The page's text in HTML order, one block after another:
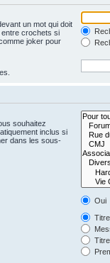
un mot qui doit
entre crochets si
joker pour
souhaitez
inclus si
dans les sous-
Oui